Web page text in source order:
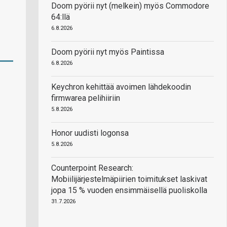
Doom pyörii nyt (melkein) myös Commodore
64:llä
6.8.2026
Doom pyörii nyt myös Paintissa
6.8.2026
Keychron kehittää avoimen lähdekoodin
firmwarea pelihiiriin
5.8.2026
Honor uudisti logonsa
5.8.2026
Counterpoint Research:
Mobiilijärjestelmäpiirien toimitukset laskivat
jopa 15 % vuoden ensimmäisellä puoliskolla
31.7.2026